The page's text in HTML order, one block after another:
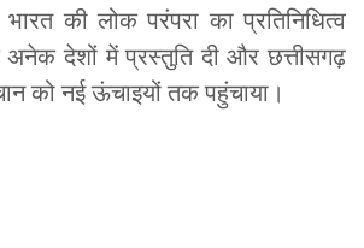
की लोक परंपरा का प्रतिनिधित्व
देशों में प्रस्तुति दी और छत्तीसगढ़
को नई ऊंचाइयों तक पहुंचाया।